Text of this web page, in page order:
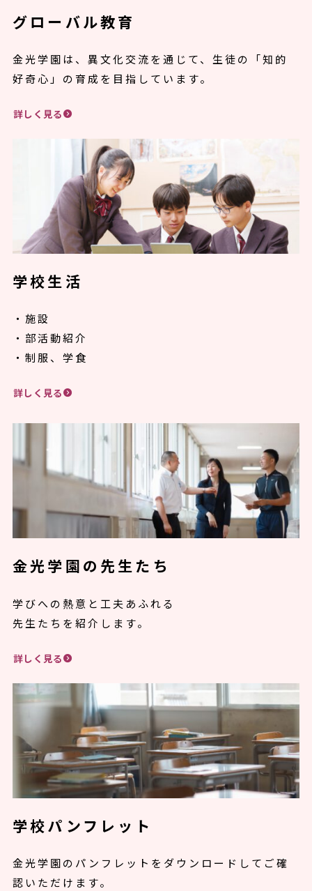
グローバル教育
金光学園は、異文化交流を通じて、生徒の「知的
好奇心」の育成を目指しています。
詳しく見る
学校生活
・施設
・部活動紹介
・制服、学食
詳しく見る
金光学園の先生たち
学びへの熱意と工夫あふれる
先生たちを紹介します。
詳しく見る
学校パンフレット
金光学園のパンフレットをダウンロードしてご確
認いただけます。